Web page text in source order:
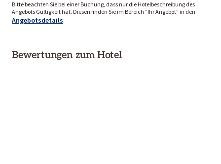
Bitte beachten Sie bei einer Buchung, dass nur die Hotelbeschreibung des
Angebots Gültigkeit hat. Diesen finden Sie im Bereich “Ihr Angebot” in den
Angebotsdetails.
Bewertungen zum Hotel